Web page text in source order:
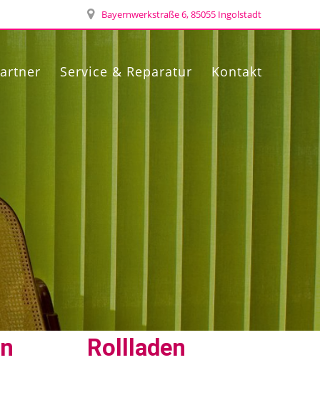
Bayernwerkstraße 6, 85055 Ingolstadt
Service & Reparatur Kontakt
Rollladen